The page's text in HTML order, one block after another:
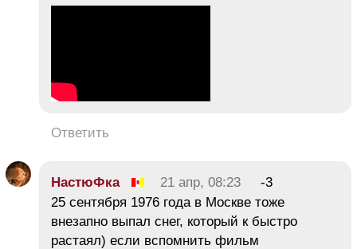
Ответить
НастюФка 21 апр, 08:23
-3
25 сентября 1976 года в Москве тоже
внезапно выпал снег, который к быстро
растаял) если вспомнить фильм